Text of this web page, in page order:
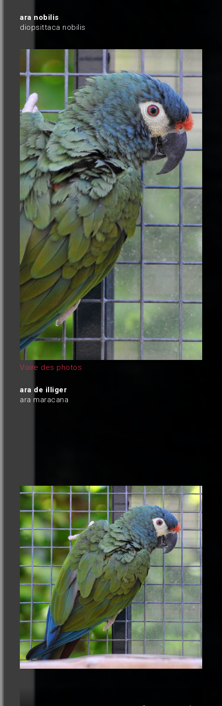
ara nobilis
diopsittaca nobilis
Voire des photos
ara de illiger
ara maracana